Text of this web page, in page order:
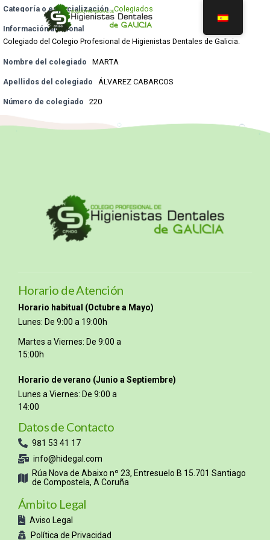
Categoría o especialización Colegiados
Información adicional
Colegiado del Colegio Profesional de Higienistas Dentales de Galicia.
Nombre del colegiado MARTA
Apellidos del colegiado ÁLVAREZ CABARCOS
Número de colegiado 220
Horario de Atención
Horario habitual (Octubre a Mayo)
Lunes: De 9:00 a 19:00h
Martes a Viernes: De 9:00 a
15:00h
Horario de verano (Junio a Septiembre)
Lunes a Viernes: De 9:00 a
14:00
Datos de Contacto
981 53 41 17
info@hidegal.com
Rúa Nova de Abaixo nº 23, Entresuelo B 15.701 Santiago
de Compostela, A Coruña
Ámbito Legal
Aviso Legal
Política de Privacidad